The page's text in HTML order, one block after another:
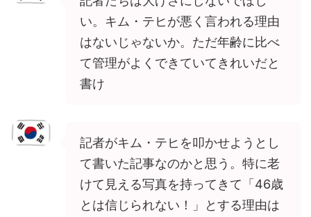
い。キム・テヒが悪く言われる理由
はないじゃないか。ただ年齢に比べ
て管理がよくできていてきれいだと
書け
記者がキム・テヒを叩かせようとし
て書いた記事なのかと思う。特に老
けて見える写真を持ってきて「46歳
とは信じられない！」とする理由は